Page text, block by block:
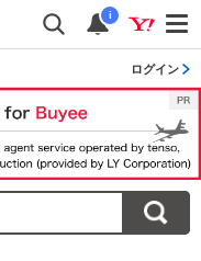
i
ログイン